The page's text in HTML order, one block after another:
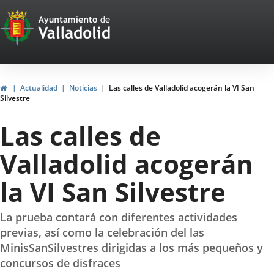
Portal
Web
del
Ayuntamiento
de
Valladolid
InicioActualidad Noticias
Las calles de Valladolid acogerán la VI San
Silvestre
Las calles de
Valladolid acogerán
la VI San Silvestre
La prueba contará con diferentes actividades
previas, así como la celebración del las
MinisSanSilvestres dirigidas a los más pequeños y
concursos de disfraces